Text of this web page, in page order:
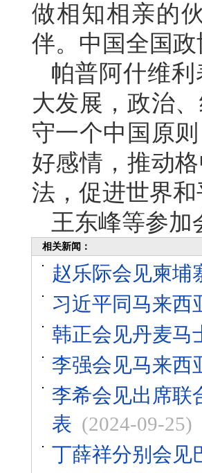
做相知相亲的
伴。中国全国
帕普阿什维
大发展，政治
守一个中国原
好感情，推动
法，促进世界
王东峰等参加
相关新闻：
赵乐际会见柬埔
习近平同马来西
韩正会见丹麦马
李强会见马来西
李希会见出席联
表 (2024-09-25)
丁薛祥分别会见